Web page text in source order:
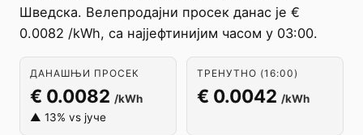
Шведска. Велепродајни просек данас је €
0.0082 /kWh, са најјефтинијим часом у 03:00.
ДАНАШЊИ ПРОСЕК
€ 0.0082 /kWh
▲ 13% vs јуче
ТРЕНУТНО (16:00)
€ 0.0042 /kWh